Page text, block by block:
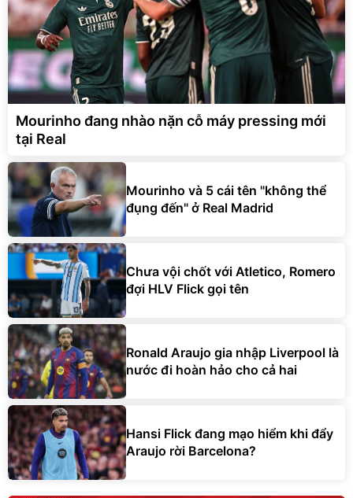
Mourinho đang nhào nặn cỗ máy pressing mới
tại Real
Mourinho và 5 cái tên "không thể
đụng đến" ở Real Madrid
Chưa vội chốt với Atletico, Romero
đợi HLV Flick gọi tên
Ronald Araujo gia nhập Liverpool là
nước đi hoàn hảo cho cả hai
Hansi Flick đang mạo hiểm khi đẩy
Araujo rời Barcelona?